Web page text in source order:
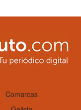
Comarcas